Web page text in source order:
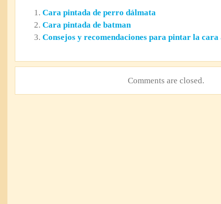
Cara pintada de perro dálmata
Cara pintada de batman
Consejos y recomendaciones para pintar la cara
Comments are closed.